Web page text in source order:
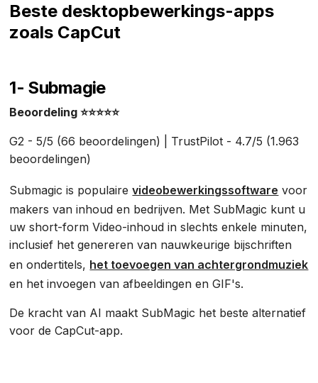
Beste desktopbewerkings-apps
zoals CapCut
1- Submagie
Beoordeling ⭐⭐⭐⭐⭐
G2 - 5/5 (66 beoordelingen) | TrustPilot - 4.7/5 (1.963
beoordelingen)
Submagic is populairevideobewerkingssoftware voor
makers van inhoud en bedrijven. Met SubMagic kunt u
uw short-form Video-inhoud in slechts enkele minuten,
inclusief het genereren van nauwkeurige bijschriften
en ondertitels, het toevoegen van achtergrondmuziek
en het invoegen van afbeeldingen en GIF's.
De kracht van AI maakt SubMagic het beste alternatief
voor de CapCut-app.